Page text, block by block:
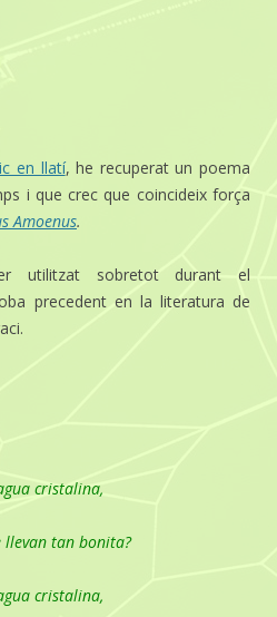
en llatí, he recuperat un poema
i que crec que coincideix força
Amoenus.
utilitzat sobretot durant el
precedent en la literatura de
cristalina,
llevan tan bonita?
cristalina,